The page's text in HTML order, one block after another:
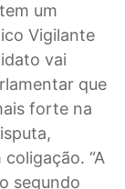
um
Vigilante
vai
que
forte na
“A
segundo